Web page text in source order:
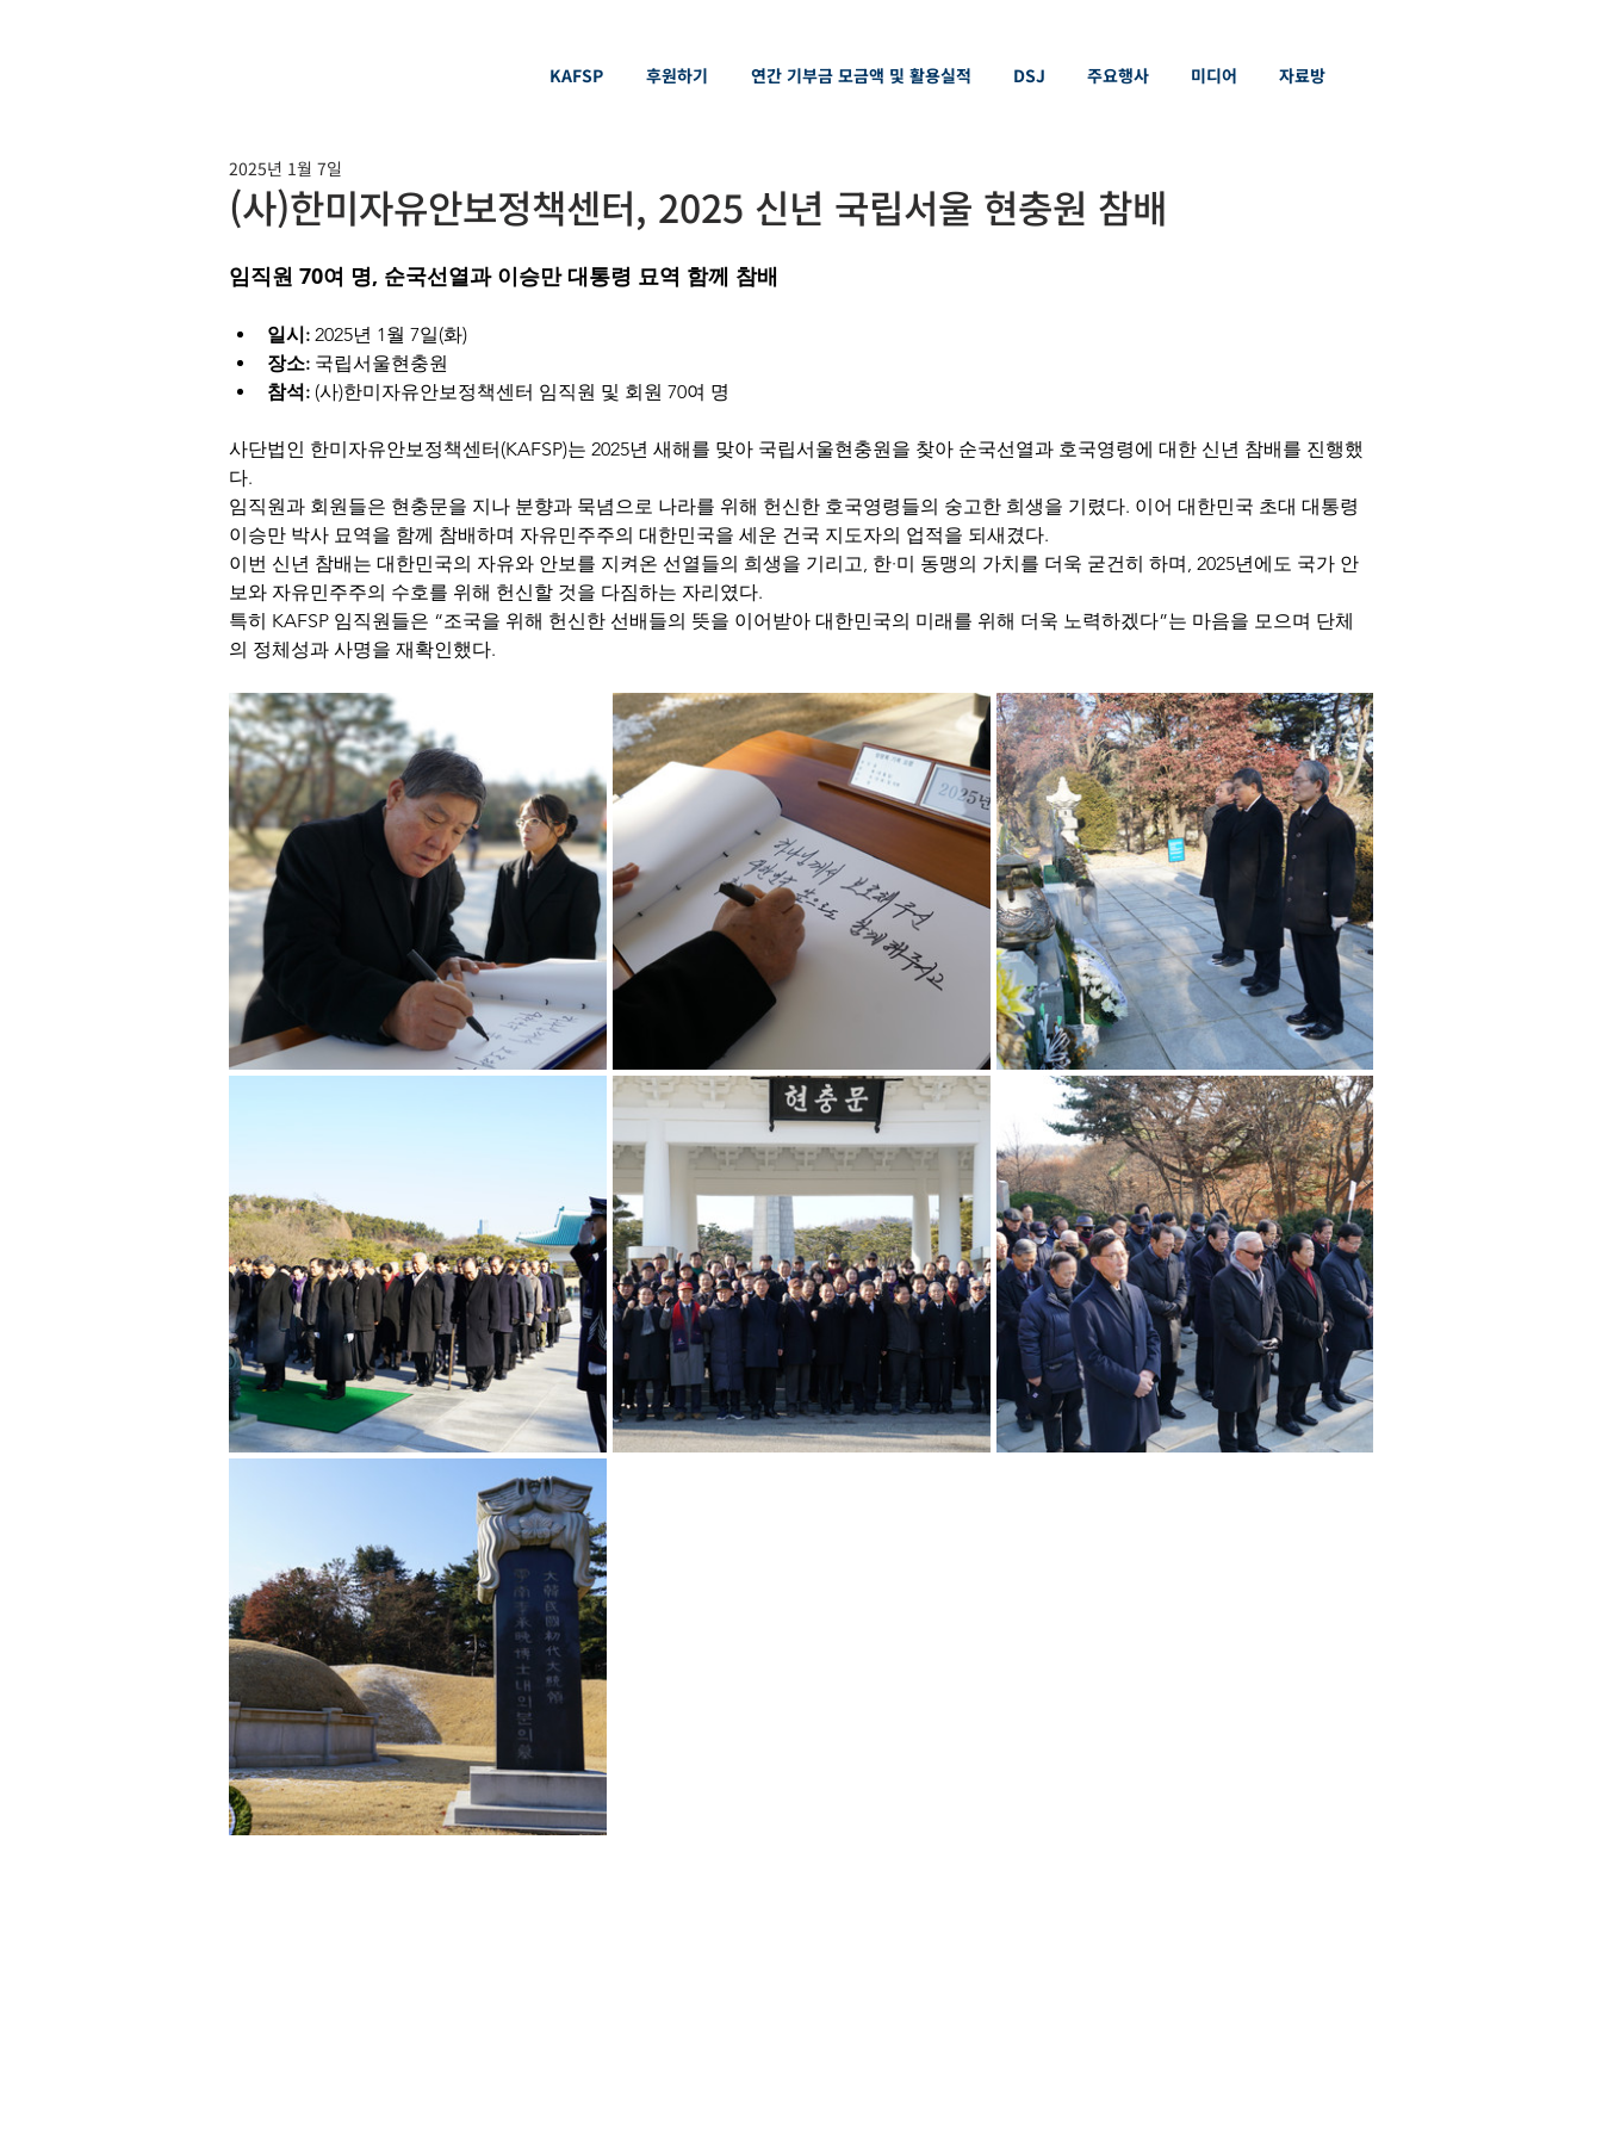
KAFSP 후원하기 연간 기부금 모금액 및 활용실적 DSJ 주요행사 미디어 자료방
2025년 1월 7일
(사)한미자유안보정책센터, 2025 신년 국립서울 현충원 참배
임직원 70여 명, 순국선열과 이승만 대통령 묘역 함께 참배
일시: 2025년 1월 7일(화)
장소: 국립서울현충원
참석: (사)한미자유안보정책센터 임직원 및 회원 70여 명
사단법인 한미자유안보정책센터(KAFSP)는 2025년 새해를 맞아 국립서울현충원을 찾아 순국선열과 호국영령에 대한 신년 참배를 진행했
다.
임직원과 회원들은 현충문을 지나 분향과 묵념으로 나라를 위해 헌신한 호국영령들의 숭고한 희생을 기렸다. 이어 대한민국 초대 대통령
이승만 박사 묘역을 함께 참배하며 자유민주주의 대한민국을 세운 건국 지도자의 업적을 되새겼다.
이번 신년 참배는 대한민국의 자유와 안보를 지켜온 선열들의 희생을 기리고, 한·미 동맹의 가치를 더욱 굳건히 하며, 2025년에도 국가 안
보와 자유민주주의 수호를 위해 헌신할 것을 다짐하는 자리였다.
특히 KAFSP 임직원들은 “조국을 위해 헌신한 선배들의 뜻을 이어받아 대한민국의 미래를 위해 더욱 노력하겠다”는 마음을 모으며 단체
의 정체성과 사명을 재확인했다.